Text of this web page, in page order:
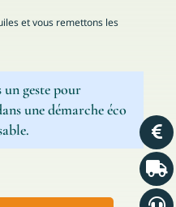
et vous remettons les
geste pour
une démarche éco